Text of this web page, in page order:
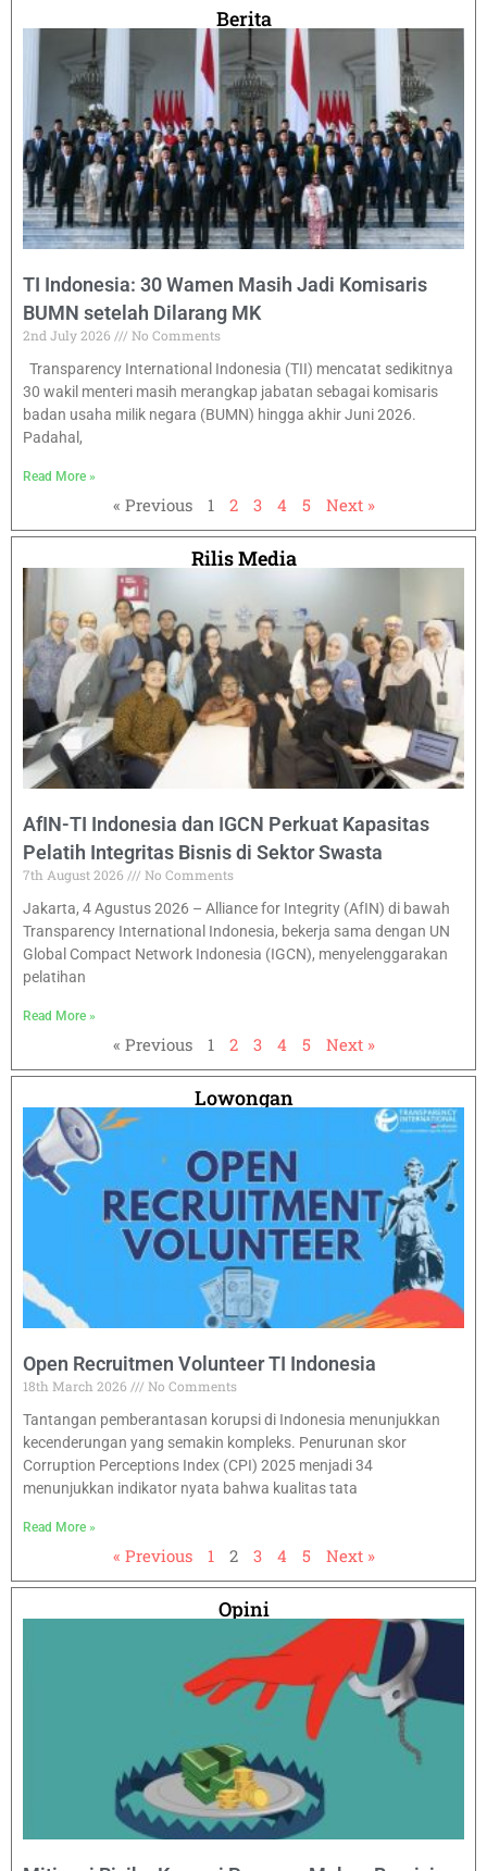
Berita
TI Indonesia: 30 Wamen Masih Jadi Komisaris
BUMN setelah Dilarang MK
2nd July 2026
No Comments
Transparency International Indonesia (TII) mencatat sedikitnya
30 wakil menteri masih merangkap jabatan sebagai komisaris
badan usaha milik negara (BUMN) hingga akhir Juni 2026.
Padahal,
Read More »
« Previous 1 2 3 4 5 Next »
Rilis Media
AfIN-TI Indonesia dan IGCN Perkuat Kapasitas
Pelatih Integritas Bisnis di Sektor Swasta
7th August 2026
No Comments
Jakarta, 4 Agustus 2026 – Alliance for Integrity (AfIN) di bawah
Transparency International Indonesia, bekerja sama dengan UN
Global Compact Network Indonesia (IGCN), menyelenggarakan
pelatihan
Read More »
« Previous 1 2 3 4 5 Next »
Lowongan
Open Recruitmen Volunteer TI Indonesia
18th March 2026
No Comments
Tantangan pemberantasan korupsi di Indonesia menunjukkan
kecenderungan yang semakin kompleks. Penurunan skor
Corruption Perceptions Index (CPI) 2025 menjadi 34
menunjukkan indikator nyata bahwa kualitas tata
Read More »
« Previous 1 2 3 4 5 Next »
Opini